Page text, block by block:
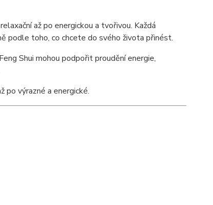
až po energickou a tvořivou. Každá
podle toho, co chcete do svého života přinést.
Shui mohou podpořit proudění energie,
po výrazné a energické.